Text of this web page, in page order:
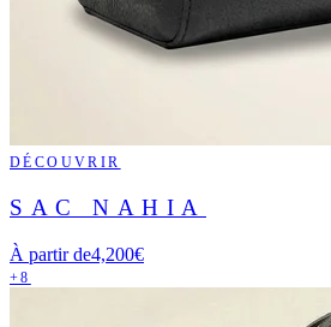
DÉCOUVRIR
SAC NAHIA
À partir de4,200€
+8